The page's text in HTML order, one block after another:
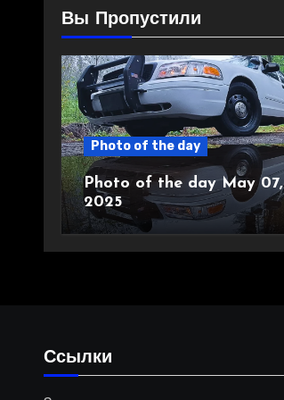
Вы Пропустили
Photo of the day
Photo of the day May 07,
2025
Ссылки